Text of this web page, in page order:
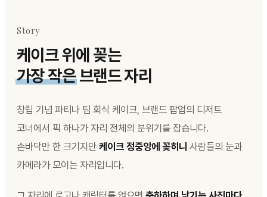
Story
케이크 위에 꽂는
가장 작은브랜드 자리
창립 기념 파티나 팀 회식 케이크, 브랜드 팝업의 디저트
코너에서 픽 하나가 자리 전체의 분위기를 잡습니다.
손바닥만 한 크기지만 케이크 정중앙에 꽂히니 사람들의 눈과
카메라가 모이는 자리입니다.